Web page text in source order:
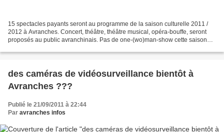
15 spectacles payants seront au programme de la saison culturelle 2011 /
2012 à Avranches. Concert, théâtre, théâtre musical, opéra-bouffe, seront
proposés au public avranchinais. Pas de one-(wo)man-show cette saison
des caméras de vidéosurveillance bientôt à
Avranches ???
Publié le 21/09/2011 à 22:44
Par avranches infos